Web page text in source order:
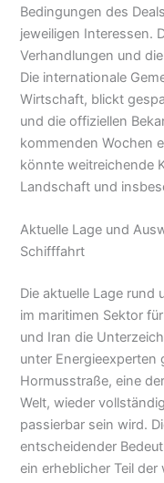
Bedingungen des
jeweiligen Interessen.
Verhandlungen und
Die internationale
Wirtschaft, blickt
und die offiziellen
kommenden Wochen
könnte weitreichende
Landschaft und
Aktuelle Lage und
Schifffahrt
Die aktuelle Lage
im maritimen Sektor
und Iran die
unter
Hormusstraße, eine
Welt, wieder
passierbar sein wird.
entscheidender
ein erheblicher Teil